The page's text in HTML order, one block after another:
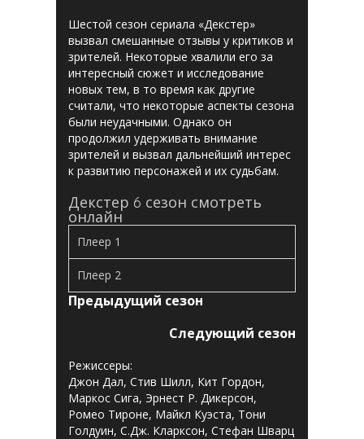
Шестой сезон сериала «Декстер»
вызвал смешанные отзывы у критиков и
зрителей. Некоторые хвалили его за
интересный сюжет и исследование
новых тем, в то время как другие
считали, что некоторые аспекты сезона
были неудачными. Однако он
продолжил удерживать внимание
зрителей и вызвал дальнейший интерес
к развитию персонажей и их судьбам.
Декстер 6 сезон смотреть
онлайн
Плеер 1
Плеер 2
Предыдущий сезон
Следующий сезон
Режиссеры:
Джон Дал, Стив Шилл, Кит Гордон,
Маркос Сига, Эрнест Р. Дикерсон,
Ромео Тироне, Майкл Куэста, Тони
Голдуин, С.Дж. Кларксон, Стефан Шварц